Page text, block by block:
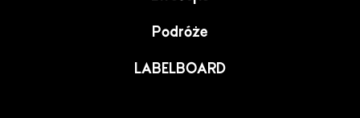
Podróże
LABELBOARD